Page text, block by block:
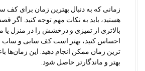
زمانی که به دنبال بهترین زمان برای کف
هستید، باید به نکات مهم توجه کنید. اگر
بالاتری از تمیزی و درخشش را در منزل یا
احساس کنید، بهتر است کف سابی و ساب
ترین زمان ممکن انجام دهید. این زمان‌ها
بهتر و ماندگارتر حاصل شود